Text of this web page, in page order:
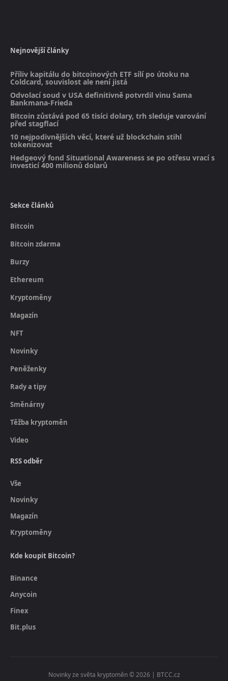
Nejnovější články
Příliv kapitálu do bitcoinových ETF sílí po útoku na
Coldcard, souvislost ale není jistá
Odvolací soud v USA definitivně potvrdil vinu Sama
Bankmana-Frieda
Bitcoin zůstává pod 65 tisíci dolary, trh sleduje varování
před stagflací
10 nejpodivnějších věcí, které už blockchain stihl
tokenizovat
Hedgeový fond Situational Awareness se po otřesu vrací s
investicí 400 milionů dolarů
Sekce článků
Bitcoin
Bitcoin zdarma
Burzy
Ethereum
Kryptoměny
Magazín
NFT
Novinky
Peněženky
Rady a tipy
Směnárny
Těžba kryptoměn
Video
RSS odběr
Vše
Novinky
Magazín
Kryptoměny
Kde koupit Bitcoin?
Binance
Anycoin
Finex
Bit.plus
Novinky ze světa kryptoměn © 2026 | BTCC.cz